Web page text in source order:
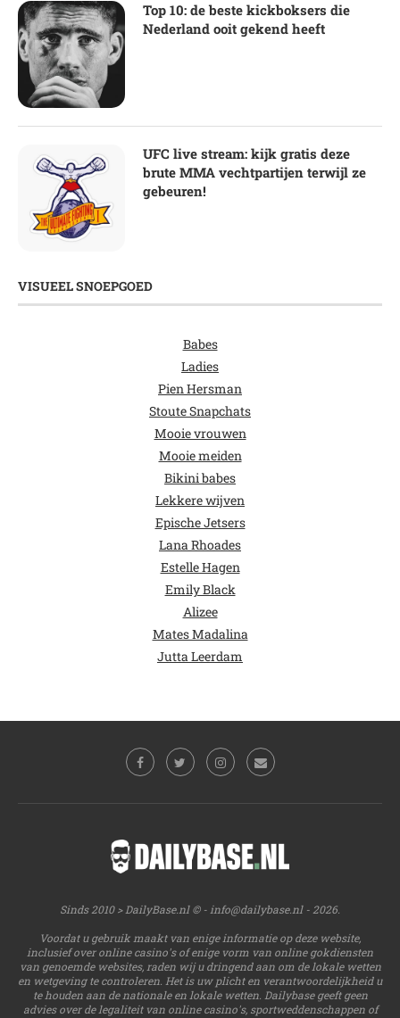
Top 10: de beste kickboksers die
Nederland ooit gekend heeft
UFC live stream: kijk gratis deze
brute MMA vechtpartijen terwijl ze
gebeuren!
VISUEEL SNOEPGOED
Babes
Ladies
Pien Hersman
Stoute Snapchats
Mooie vrouwen
Mooie meiden
Bikini babes
Lekkere wijven
Epische Jetsers
Lana Rhoades
Estelle Hagen
Emily Black
Alizee
Mates Madalina
Jutta Leerdam
Sinds 2010 > DailyBase.nl © - info@dailybase.nl- 2026.
Voordat u gebruik maakt van enige informatie op deze website,
inclusief over online casino's of enige vorm van online gokdiensten
van genoemde websites, raden wij u dringend aan om de lokale wetten
en wetgeving te controleren. Het is uw plicht en verantwoordelijkheid u
te houden aan de nationale en lokale wetten. Dailybase geeft geen
advies over de legaliteit van online casino's, sportweddenschappen of